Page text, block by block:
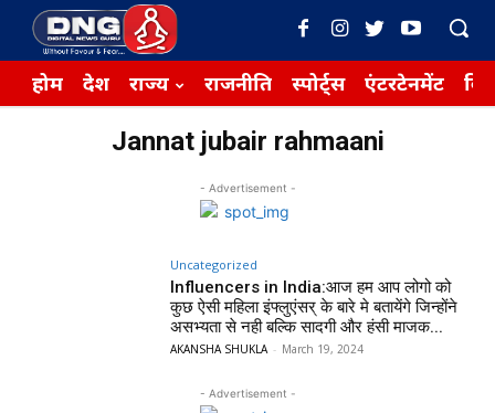
होम देश राज्य राजनीति स्पोर्ट्स एंटरटेनमेंट
Jannat jubair rahmaani
- Advertisement -
Uncategorized
Influencers in India:आज हम आप लोगो को
कुछ ऐसी महिला इंफ्लुएंसर् के बारे मे बतायेंगे जिन्होंने
असभ्यता से नही बल्कि सादगी और हंसी माजक...
AKANSHA SHUKLA - March 19, 2024
- Advertisement -